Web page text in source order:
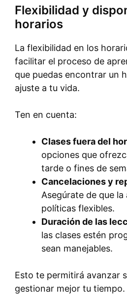
Flexibilidad y
horarios
La flexibilidad en los
facilitar el proceso de
que puedas encontrar un
ajuste a tu vida.
Ten en cuenta:
Clases fuera del
opciones que
tarde o fines de
Cancelaciones y
Asegúrate de que
políticas flexibles.
Duración de las
las clases estén
sean manejables.
Esto te permitirá avanzar
gestionar mejor tu tiempo.